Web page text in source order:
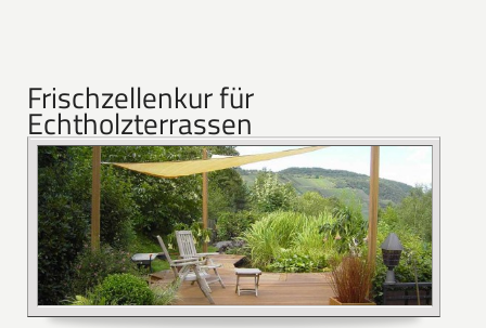
Frischzellenkur für
Echtholzterrassen